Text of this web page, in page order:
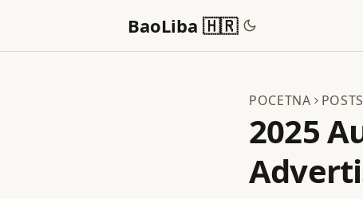
BaoLiba 🇭🇷
POCETNA POSTS
2025